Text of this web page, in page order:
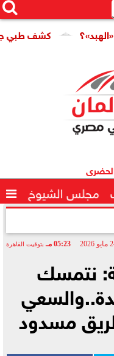
كشف طبي جديد
مجلس الشيوخ 
05:23 مـ بتوقيت القاهرة
نتمسك
مسدود